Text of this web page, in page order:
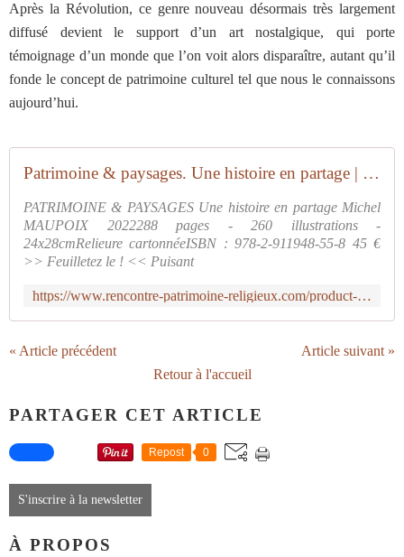
Après la Révolution, ce genre nouveau désormais très largement
diffusé devient le support d’un art nostalgique, qui porte
témoignage d’un monde que l’on voit alors disparaître, autant qu’il
fonde le concept de patrimoine culturel tel que nous le connaissons
aujourd’hui.
Patrimoine & paysages. Une histoire en partage | arpr
PATRIMOINE & PAYSAGES Une histoire en partage Michel
MAUPOIX 2022288 pages - 260 illustrations -
24x28cmRelieure cartonnéeISBN : 978-2-911948-55-8 45 €
>> Feuilletez le ! << Puisant
https://www.rencontre-patrimoine-religieux.com/product-page/patrimoine-paysages-une-histoire-en-partage
« Article précédent
Article suivant »
Retour à l'accueil
PARTAGER CET ARTICLE
Repost 0
S'inscrire à la newsletter
À PROPOS